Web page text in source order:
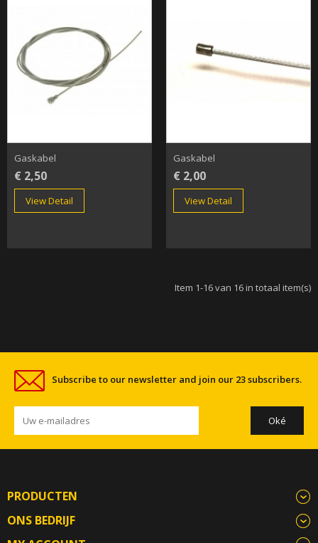
Gaskabel
€ 2,50
View Detail
Gaskabel
€ 2,00
View Detail
Item 1-16 van 16 in totaal item(s)
Subscribe to our newsletter and join our 23 subscribers.
PRODUCTEN
ONS BEDRIJF